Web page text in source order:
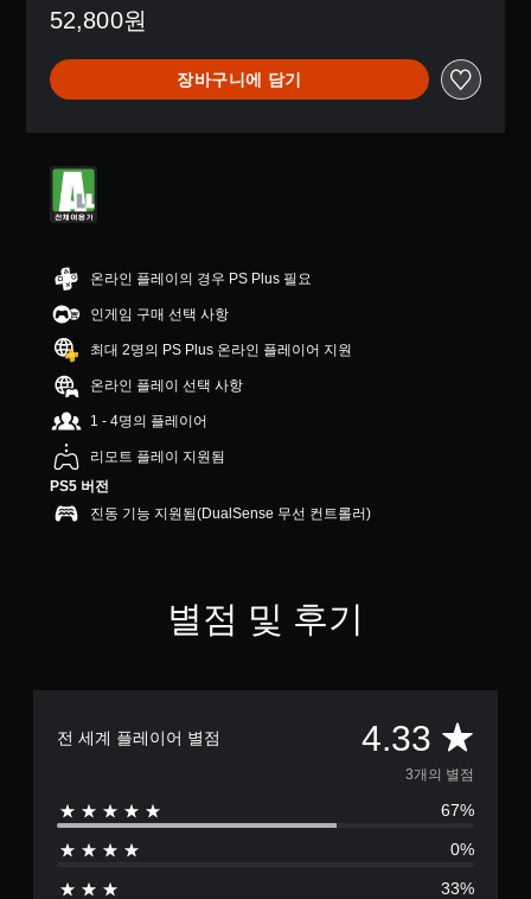
점
로
부
터
별
중
평
3
개
별
52,800원
장바구니에 담기
온라인 플레이의 경우 PS Plus 필요
인게임 구매 선택 사항
최대 2명의 PS Plus 온라인 플레이어 지원
온라인 플레이 선택 사항
1 - 4명의 플레이어
리모트 플레이 지원됨
PS5 버전
진동 기능 지원됨(DualSense 무선 컨트롤러)
별점 및 후기
전 세계 플레이어 별점 4.33 총
3
별
점
3개의 별점
67%
0%
33%